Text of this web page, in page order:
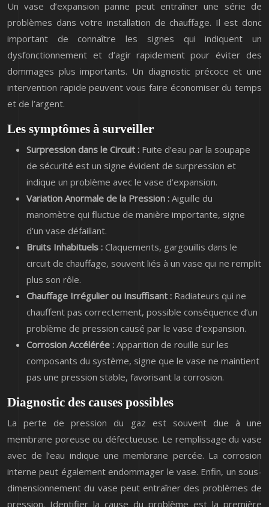
Un vase d’expansion panne peut entraîner une série de
problèmes dans votre installation de chauffage. Il est donc
important de connaître les signes qui indiquent un
dysfonctionnement et d’agir rapidement pour éviter des
dommages plus importants. Un diagnostic précoce et une
intervention rapide peuvent vous faire économiser du temps
et de l’argent.
Les symptômes à surveiller
Surpression dans le Circuit : Fuite d’eau par la soupape
de sécurité est un signe évident de surpression et
indique un problème avec le vase d’expansion.
Variation Anormale de la Pression : Aiguille du
manomètre qui fluctue de manière importante, signe
d’un vase défaillant.
Bruits Inhabituels : Claquements, gargouillis dans le
circuit de chauffage, souvent liés à un vase qui ne remplit
plus son rôle.
Chauffage Irrégulier ou Insuffisant : Radiateurs qui ne
chauffent pas correctement, possible conséquence d’un
problème de pression causé par le vase d’expansion.
Corrosion Accélérée : Apparition de rouille sur les
composants du système, signe que le vase ne maintient
pas une pression stable, favorisant la corrosion.
Diagnostic des causes possibles
La perte de pression du gaz est souvent due à une
membrane poreuse ou défectueuse. Le remplissage du vase
avec de l’eau indique une membrane percée. La corrosion
interne peut également endommager le vase. Enfin, un sous-
dimensionnement du vase peut entraîner des problèmes de
pression. Identifier la cause du problème est la première